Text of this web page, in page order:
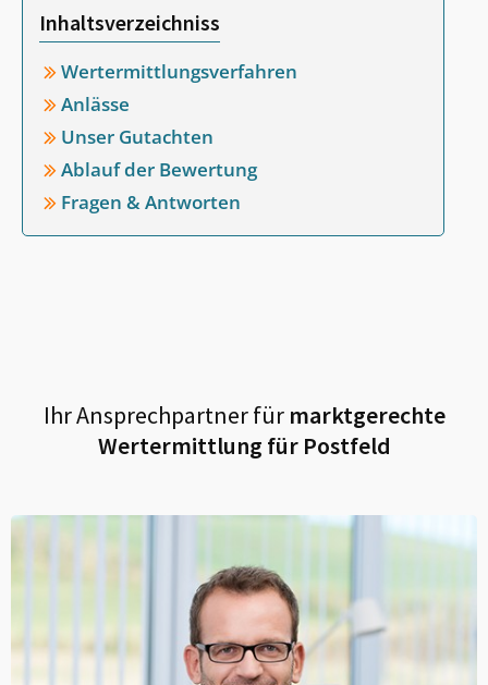
Inhaltsverzeichniss
Wertermittlungsverfahren
Anlässe
Unser Gutachten
Ablauf der Bewertung
Fragen & Antworten
Ihr Ansprechpartner fürmarktgerechte
Wertermittlung für Postfeld